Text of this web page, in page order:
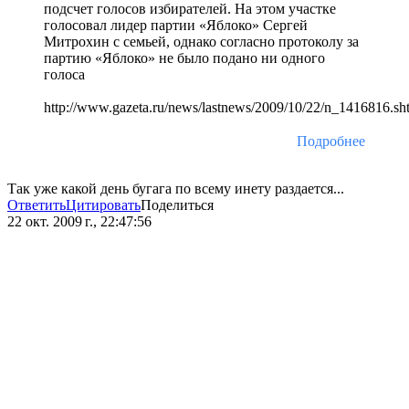
подсчет голосов избирателей. На этом участке
голосовал лидер партии «Яблоко» Сергей
Митрохин с семьей, однако согласно протоколу за
партию «Яблоко» не было подано ни одного
голоса
http://www.gazeta.ru/news/lastnews/2009/10/22/
Подробнее
Так уже какой день бугага по всему инету раздается...
ОтветитьЦитироватьПоделиться
22 окт. 2009 г., 22:47:56